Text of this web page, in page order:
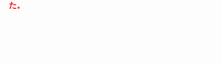
た。